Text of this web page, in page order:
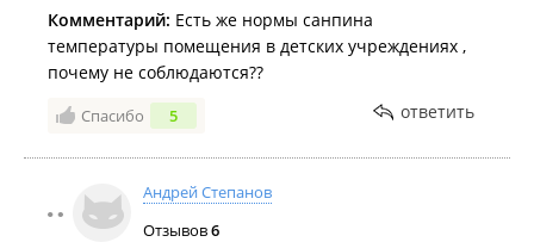
Комментарий: Есть же нормы санпина
температуры помещения в детских учреждениях ,
почему не соблюдаются??
Спасибо 5 ответить
Андрей Степанов
Отзывов6